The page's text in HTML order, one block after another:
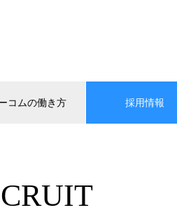
コムの働き方 採用情報